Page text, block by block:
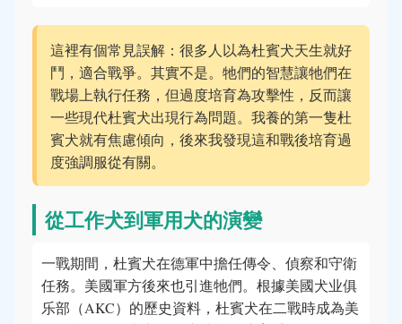
這裡有個常見誤解：很多人以為杜賓犬天生就好
鬥，適合戰爭。其實不是。牠們的智慧讓牠們在
戰場上執行任務，但過度培育為攻擊性，反而讓
一些現代杜賓犬出現行為問題。我養的第一隻杜
賓犬就有焦慮傾向，後來我發現這和戰後培育過
度強調服從有關。
從工作犬到軍用犬的演變
一戰期間，杜賓犬在德軍中擔任傳令、偵察和守衛
任務。美國軍方後來也引進牠們。根據美國犬业俱
乐部（AKC）的歷史資料，杜賓犬在二戰時成為美